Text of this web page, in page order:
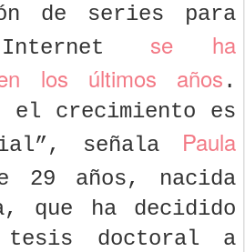
de series para
se ha
los últimos años .
el crecimiento es
señala Paula
29 años, nacida
que ha decidido
tesis doctoral a